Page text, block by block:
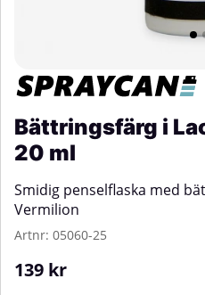
Bättringsfärg i
20 ml
Smidig penselflaska med
Vermilion
Artnr: 05060-25
139 kr